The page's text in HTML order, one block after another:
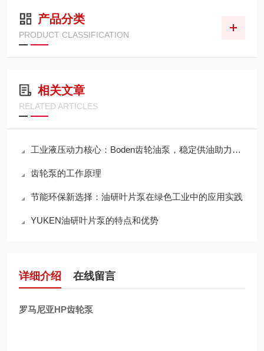
产品分类
PRODUCT CLASSIFICATION
相关文章
RELATED ARTICLES
工业液压动力核心：Boden齿轮油泵，稳定供油助力设备高效连续运转
齿轮泵的工作原理
节能环保新选择：油研叶片泵在绿色工业中的应用实践
YUKEN油研叶片泵的特点和优势
详细介绍 在线留言
罗马尼亚HP齿轮泵